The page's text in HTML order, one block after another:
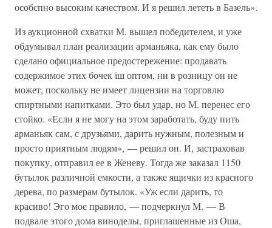
особспно высоким качеством. И я решил лететь в Базель».
Из аукционной схватки М. вышел победителем, и уже
обдумывал план реализации арманьяка, как ему было
сделано официальное предостережение: продавать
содержимое этих бочек іш оптом, ни в розницу он не
может, поскольку не имеет лицензии на торговлю
спиртными напитками. Это был удар, но М. перенес его
стойко. «Если я не могу на этом заработать, буду пить
арманьяк сам, с друзьями, дарить нужным, полезным и
просто приятным людям», — решил он. И, застраховав
покупку, отправил ее в Женеву. Тогда же заказал 1150
бутылок различной емкости, а также ящички из красного
дерева, по размерам бутылок. «Уж если дарить, то
красиво! Эго мое правило, — подчеркнул М. — В
подвале этого дома виноделы, приглашенные из Оша,